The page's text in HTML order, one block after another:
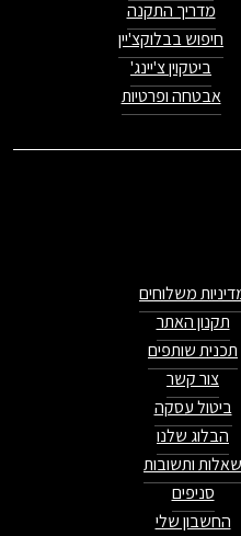
מדריך התקנה
חיפוש בבלוקצ'יין
ביטקוין צ'יינג'
אבטחה ופרטיות
משלוחים
תקנון האתר
תכנית שותפים
צור קשר
ביטול עסקה
הבלוג שלנו
שאלות ותשובות
סניפים
החשבון שלי